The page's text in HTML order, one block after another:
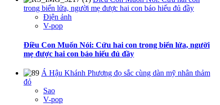
trong biển lửa, người mẹ được hai con báo hiếu đủ đầy
Điện ảnh
V-pop
Điều Con Muốn Nói: Cứu hai con trong biển lửa, người
mẹ được hai con báo hiếu đủ đầy
Á Hậu Khánh Phương đọ sắc cùng dàn mỹ nhân thảm
đỏ
Sao
V-pop